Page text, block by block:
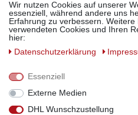
Zum Grillen, Braten und
Sehr lecker für Bratkartoffeln
Ohne Konservierungsmittel.
Verkehrsbezeichnung
Zutaten: Rapsöl, Peperoni,
Allergene: Kann Spuren von
Wir nutzen Cookies auf unserer
essenziell, während andere uns
Erfahrung zu verbessern.
verwendeten Cookies und Ihren
hier:
Daten­schutz­erklärung
Essenziell
Externe Medien
DHL Wunschzustellung